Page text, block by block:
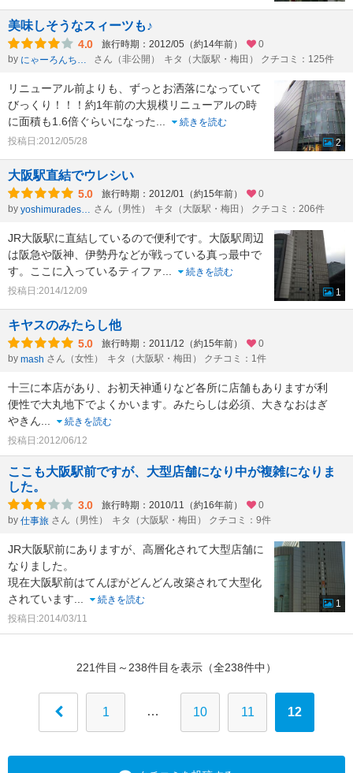
美味しそうなスィーツも♪
4.0 旅行時期：2012/05（約14年前）
0
by
にゃーろんちゃん さん（非公開） キタ（大阪駅・梅田） クチコミ：125件
リニューアル前よりも、ずっとお洒落になっていて
びっくり！！！約1年前の大規模リニューアルの時
に面積も1.6倍ぐらいになった...
続きを読む
投稿日:2012/05/28
2
大阪駅直結でウレシい
5.0 旅行時期：2012/01（約15年前）
0
by
yoshimuradesuyo さん（男性） キタ（大阪駅・梅田） クチコミ：206件
JR大阪駅に直結しているので便利です。大阪駅周辺
は阪急や阪神、伊勢丹などが戦っている真っ最中で
す。ここに入っているティファ...
続きを読む
投稿日:2014/12/09
1
キヤスのみたらし他
5.0 旅行時期：2011/12（約15年前）
0
by mash さん（女性） キタ（大阪駅・梅田） クチコミ：1件
十三に本店があり、お初天神通りなど各所に店舗もありますが利
便性で大丸地下でよくかいます。みたらしは必須、大きなおはぎ
やきん...
続きを読む
投稿日:2012/06/12
ここも大阪駅前ですが、大型店舗になり中が複雑になりま
した。
3.0 旅行時期：2010/11（約16年前）
0
by 仕事旅 さん（男性） キタ（大阪駅・梅田） クチコミ：9件
JR大阪駅前にありますが、高層化されて大型店舗に
なりました。
現在大阪駅前はてんぽがどんどん改築されて大型化
されています...
続きを読む
投稿日:2014/03/11
1
221件目～238件目を表示（全238件中）
1 … 10 11 12